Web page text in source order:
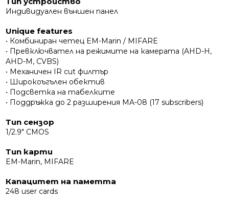
Външен вид и камера
алуминиево фолио i posiada specjalną акрилна вложка
за четеца. Клас на защита IP65 świadczy o
odporności na kurz i wilgoć. Panel wyposażony jest w
камера Full HD z kątem widzenia 115°.
Индивидуален външен панел
Unique features
• Комбиниран четец EM-Marin / MIFARE
• Превключвател на режимите на камерата (AHD-H,
AHD-M, CVBS)
• Механичен IR cut филтър
• Широкоъгълен обектив
• Подсветка на табелките
• Поддръжка до 2 разширения MA-08 (17 subscribers)
Тип сензор
1/2.9" CMOS
Тип карти
EM-Marin, MIFARE
Капацитет на паметта
248 user cards